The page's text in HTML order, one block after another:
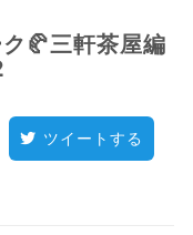
🥐三軒茶屋編
ツイートする